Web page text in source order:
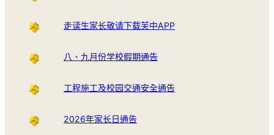
走读生家长敬请下载芙中APP
八、九月份学校假期通告
工程施工及校园交通安全通告
2026年家长日通告